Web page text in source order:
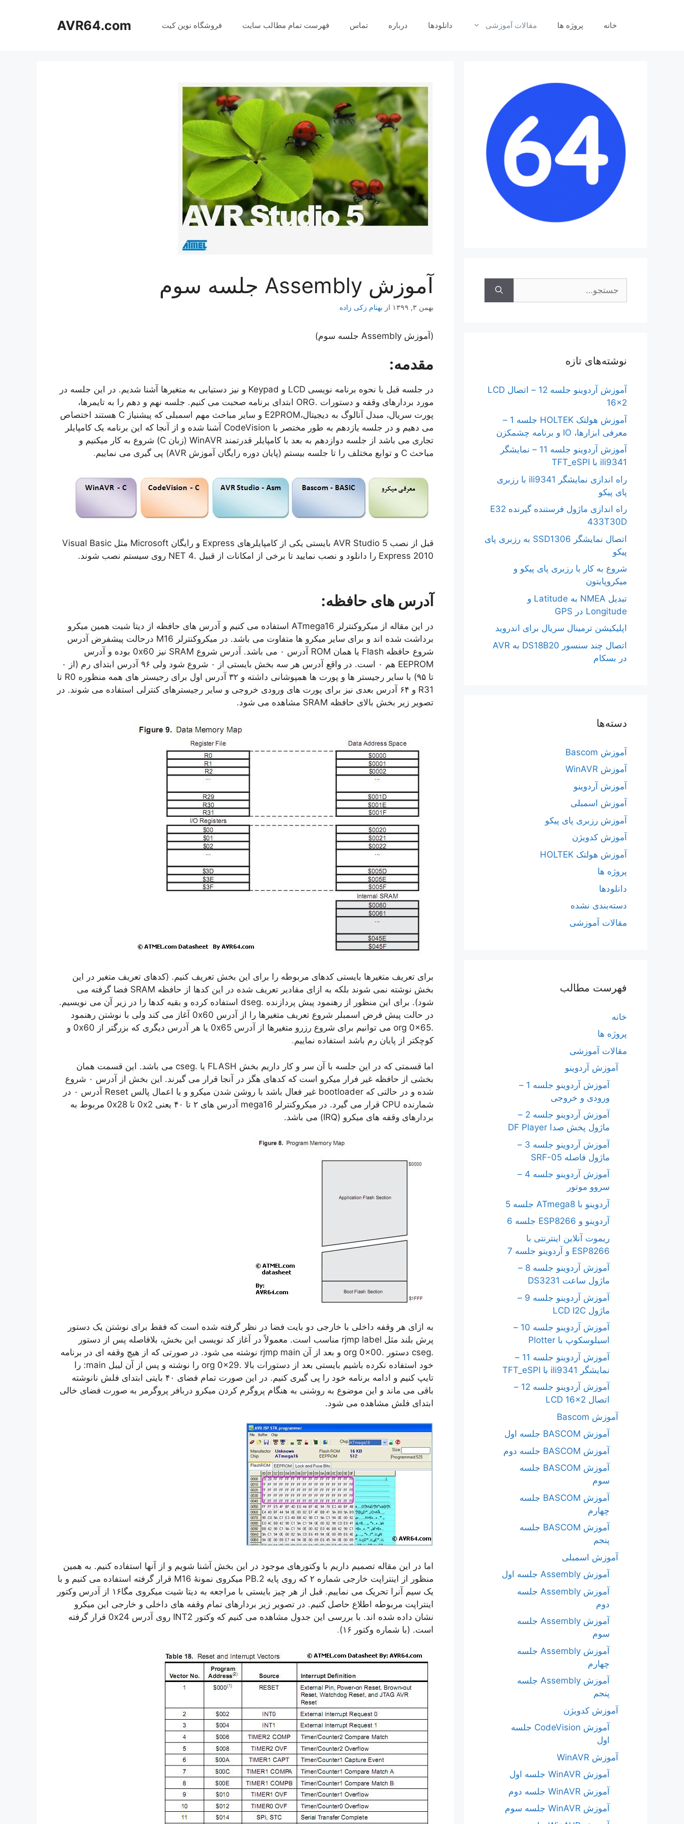
AVR64.com خانه پروژه ها مقالات آموزشی دانلودها درباره تماس فهرست تمام مطالب سایت فروشگاه نوین کیت
آموزش Assembly جلسه سوم
بهمن ۳, ۱۳۹۹ از بهنام زکی زاده
(آموزش Assembly جلسه سوم)
مقدمه:
در جلسه قبل با نحوه برنامه نویسی LCD و Keypad و نیز دستیابی به متغیرها آشنا شدیم. در این جلسه در
مورد بردارهای وقفه و دستورات .ORG ابتدای برنامه صحبت می کنیم. جلسه نهم و دهم را به تایمرها،
پورت سریال، مبدل آنالوگ به دیجیتال،E2PROM و سایر مباحث مهم اسمبلی که پیشنیاز C هستند اختصاص
می دهیم و در جلسه یازدهم به طور مختصر با CodeVision آشنا شده و از آنجا که این برنامه یک کامپایلر
تجاری می باشد از جلسه دوازدهم به بعد با کامپایلر قدرتمند WinAVR (زبان C) شروع به کار میکنیم و
مباحث C و توابع مختلف را تا جلسه بیستم (پایان دوره رایگان آموزش AVR) پی گیری می نماییم
.
قبل از نصب AVR Studio 5 بایستی یکی از کامپایلرهای Express و رایگان Microsoft مثل Visual Basic
Express 2010 را دانلود و نصب نمایید تا برخی از امکانات از قبیل .NET 4 روی سیستم نصب شوند.
آدرس های حافظه:
در این مقاله از میکروکنترلر ATmega16 استفاده می کنیم و آدرس های حافظه از دیتا شیت همین میکرو
برداشت شده اند و برای سایر میکرو ها متفاوت می باشد. در میکروکنترلر M16 درحالت پیشفرض آدرس
شروع حافظه Flash یا همان ROM آدرس ٠ می باشد. آدرس شروع SRAM نیز 0x60 بوده و آدرس
EEPROM هم ٠ است. در واقع آدرس هر سه بخش بایستی از ٠ شروع شود ولی ٩۶ آدرس ابتدای رم (از ٠
تا ٩۵) با سایر رجیستر ها و پورت ها همپوشانی داشته و ٣٢ آدرس اول برای رجیستر های همه منظوره R0 تا
R31 و ۶۴ آدرس بعدی نیز برای پورت های ورودی خروجی و سایر رجیسترهای کنترلی استفاده می شوند. در
تصویر زیر بخش بالای حافظه SRAM مشاهده می شود.
برای تعریف متغیرها بایستی کدهای مربوطه را برای این بخش تعریف کنیم. (کدهای تعریف متغیر در این
بخش نوشته نمی شوند بلکه به ازای مقادیر تعریف شده در این کدها از حافظه SRAM فضا گرفته می
شود). برای این منظور از رهنمود پیش پردازنده .dseg استفاده کرده و بقیه کدها را در زیر آن می نویسیم.
در حالت پیش فرض اسمبلر شروع تعریف متغیرها را از آدرس 0x60 آغاز می کند ولی با نوشتن رهنمود
.org 0x65 می توانیم برای شروع رزرو متغیرها از آدرس 0x65 یا هر آدرس دیگری که بزرگتر از 0x60 و
کوچکتر از پایان رم باشد استفاده نماییم.
اما قسمتی که در این جلسه با آن سر و کار داریم بخش FLASH یا .cseg می باشد. این قسمت همان
بخشی از حافظه غیر فرار میکرو است که کدهای هگز در آنجا قرار می گیرند. این بخش از آدرس ٠ شروع
شده و در حالتی که bootloader غیر فعال باشد با روشن شدن میکرو و یا اعمال پالس Reset آدرس ٠ در
شمارنده CPU قرار می گیرد. در میکروکنترلر mega16 آدرس های ٢ تا ۴٠ یعنی 0x2 تا 0x28 مربوط به
بردارهای وقفه های میکرو (IRQ) می باشد.
به ازای هر وقفه داخلی با خارجی دو بایت فضا در نظر گرفته شده است که فقط برای نوشتن یک دستور
پرش بلند مثل rjmp label مناسب است. معمولاً در آغاز کد نویسی این بخش، بلافاصله پس از دستور
.cseg دستور .org 0x00 و بعد از آن rjmp main نوشته می شود. در صورتی که از هیچ وقفه ای در برنامه
خود استفاده نکرده باشیم بایستی بعد از دستورات بالا .org 0x29 را نوشته و پس از آن لیبل main: را
تایپ کنیم و ادامه برنامه خود را پی گیری کنیم. در این صورت تمام فضای ۴٠ بایتی ابتدای فلش نانوشته
باقی می ماند و این موضوع به روشنی به هنگام پروگرم کردن میکرو دربافر پروگرمر به صورت فضای خالی
ابتدای فلش مشاهده می شود.
اما در این مقاله تصمیم داریم با وکتورهای موجود در این بخش آشنا شویم و از آنها استفاده کنیم. به همین
منظور از اینتراپت خارجی شماره ٢ که روی پایه PB.2 میکروی نمونهٔ M16 قرار گرفته استفاده می کنیم و با
یک سیم آنرا تحریک می نماییم. قبل از هر چیز بایستی با مراجعه به دیتا شیت میکروی مگا١۶ از آدرس وکتور
اینتراپت مربوطه اطلاع حاصل کنیم. در تصویر زیر بردارهای تمام وقفه های داخلی و خارجی این میکرو
نشان داده شده اند. با بررسی این جدول مشاهده می کنیم که وکتور INT2 روی آدرس 0x24 قرار گرفته
است. (با شماره وکتور ١۶)
.
نوشته‌های تازه
آموزش آردوینو جلسه 12 – اتصال LCD
16×2
آموزش هولتک HOLTEK جلسه 1 –
معرفی ابزارها، IO و برنامه چشمکزن
آموزش آردوینو جلسه 11 – نمایشگر
ili9341 با TFT_eSPI
راه اندازی نمایشگر ili9341 با رزبری
پای پیکو
راه اندازی ماژول فرستنده گیرنده E32
433T30D
اتصال نمایشگر SSD1306 به رزبری پای
پیکو
شروع به کار با رزبری پای پیکو و
میکروپایتون
تبدیل NMEA به Latitude و
Longitude در GPS
اپلیکیشن ترمینال سریال برای اندروید
اتصال چند سنسور DS18B20 به AVR
در بسکام
دسته‌ها
آموزش Bascom
آموزش WinAVR
آموزش آردوینو
آموزش اسمبلی
آموزش رزبری پای پیکو
آموزش کدویژن
آموزش هولتک HOLTEK
پروژه ها
دانلودها
دسته‌بندی نشده
مقالات آموزشی
فهرست مطالب
خانه
پروژه ها
مقالات آموزشی
آموزش آردوینو
آموزش آردوینو جلسه 1 –
ورودی و خروجی
آموزش آردوینو جلسه 2 –
ماژول پخش صدا DF Player
آموزش آردوینو جلسه 3 –
ماژول فاصله SRF-05
آموزش آردوینو جلسه 4 –
سروو موتور
آردوینو با ATmega8 جلسه 5
آردوینو و ESP8266 جلسه 6
ریموت آنلاین اینترنتی با
ESP8266 و آردوینو جلسه 7
آموزش آردوینو جلسه 8 –
ماژول ساعت DS3231
آموزش آردوینو جلسه 9 –
ماژول LCD I2C
آموزش آردوینو جلسه 10 –
اسیلوسکوپ با Plotter
آموزش آردوینو جلسه 11 –
نمایشگر ili9341 با TFT_eSPI
آموزش آردوینو جلسه 12 –
اتصال LCD 16×2
آموزش Bascom
آموزش BASCOM جلسه اول
آموزش BASCOM جلسه دوم
آموزش BASCOM جلسه
سوم
آموزش BASCOM جلسه
چهارم
آموزش BASCOM جلسه
پنجم
آموزش اسمبلی
آموزش Assembly جلسه اول
آموزش Assembly جلسه
دوم
آموزش Assembly جلسه
سوم
آموزش Assembly جلسه
چهارم
آموزش Assembly جلسه
پنجم
آموزش کدویژن
آموزش CodeVision جلسه
اول
آموزش WinAVR
آموزش WinAVR جلسه اول
آموزش WinAVR جلسه دوم
آموزش WinAVR جلسه سوم